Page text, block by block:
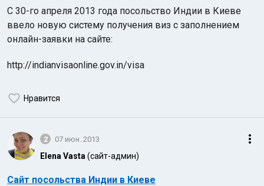
Аравийское море
С 30-го апреля 2013 года посольство Индии в Киеве
ввело новую систему получения виз с заполнением
онлайн-заявки на сайте:
http://indianvisaonline.gov.in/visa
Нравится
2 07 июн. 2013
Elena Vasta (сайт-админ)
Сайт посольства Индии в Киеве